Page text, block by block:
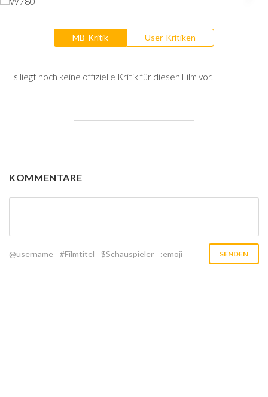
MB-Kritik User-Kritiken
Es liegt noch keine offizielle Kritik für diesen Film vor.
KOMMENTARE
@username #Filmtitel $Schauspieler :emoji